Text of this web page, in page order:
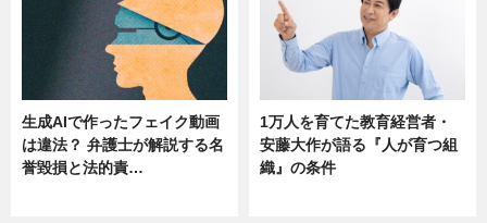
生成AIで作ったフェイク動画
は違法？ 弁護士が解説する名
誉毀損と法的責…
1万人を育てた教育経営者・
安藤大作が語る『人が育つ組
織』の条件